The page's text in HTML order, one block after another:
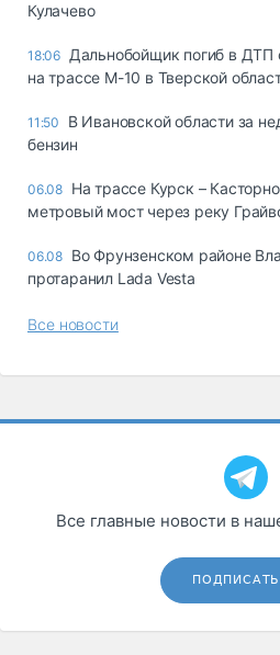
Кулачево
18:06 Дальнобойщик погиб в ДТП
на трассе М-10 в Тверской
11:50
В Ивановской области за
бензин
06.08 На трассе Курск –
метровый мост через реку
06.08 Во Фрунзенском районе
протаранил Lada Vesta
Все новости
Все главные новости в